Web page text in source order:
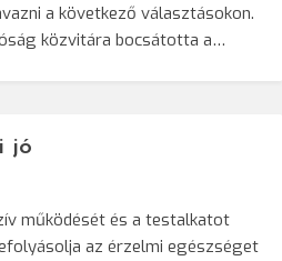
a következő választásokon.
közvitára bocsátotta a…
jó
működését és a testalkatot
az érzelmi egészséget